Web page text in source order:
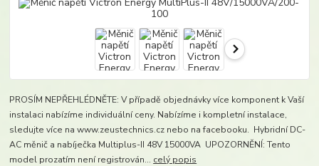
PROSÍM NEPŘEHLÉDNĚTE: V případě objednávky více komponent k Vaší
instalaci nabízíme individuální ceny. Nabízíme i kompletní instalace,
sledujte více na www.zeustechnics.cz nebo na facebooku. Hybridní DC-
AC měnič a nabíječka Multiplus-II 48V 15000VA UPOZORNĚNÍ: Tento
model prozatím není registrován... celý popis